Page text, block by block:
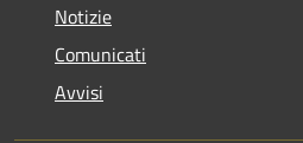
Notizie
Comunicati
Avvisi